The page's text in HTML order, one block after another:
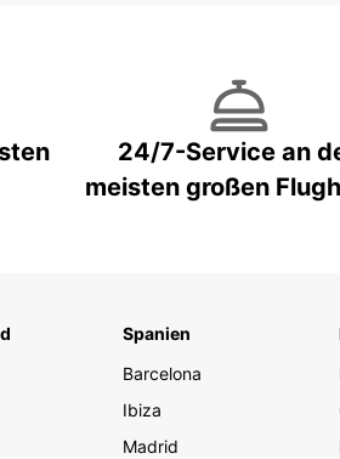
24/7-Service an
meisten großen
Spanien
Barcelona
Ibiza
Madrid